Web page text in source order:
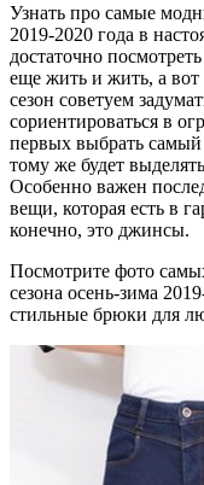
Узнать про самые
2019-2020 года в
достаточно
еще жить и жить, а
сезон советуем
сориентироваться в
первых выбрать
тому же будет
Особенно важен
вещи, которая есть в
конечно, это джинсы.
Посмотрите фото
сезона осень-зима
стильные брюки для